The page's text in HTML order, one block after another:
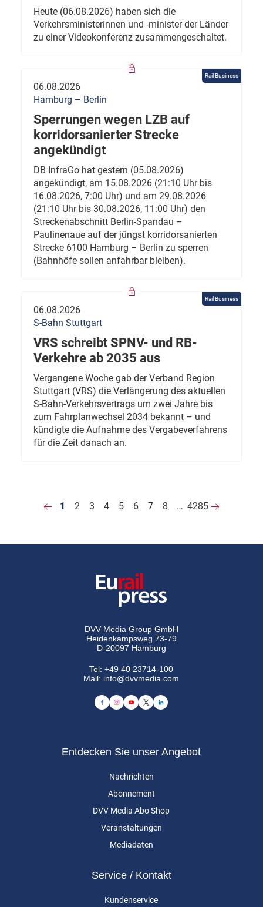
Heute (06.08.2026) haben sich die
Verkehrsministerinnen und -minister der Länder
zu einer Videokonferenz zusammengeschaltet.
Rail Business
06.08.2026
Hamburg – Berlin
Sperrungen wegen LZB auf
korridorsanierter Strecke
angekündigt
DB InfraGo hat gestern (05.08.2026)
angekündigt, am 15.08.2026 (21:10 Uhr bis
16.08.2026, 7:00 Uhr) und am 29.08.2026
(21:10 Uhr bis 30.08.2026, 11:00 Uhr) den
Streckenabschnitt Berlin-Spandau –
Paulinenaue auf der jüngst korridorsanierten
Strecke 6100 Hamburg – Berlin zu sperren
(Bahnhöfe sollen anfahrbar bleiben).
Rail Business
06.08.2026
S-Bahn Stuttgart
VRS schreibt SPNV- und RB-
Verkehre ab 2035 aus
Vergangene Woche gab der Verband Region
Stuttgart (VRS) die Verlängerung des aktuellen
S-Bahn-Verkehrsvertrags um zwei Jahre bis
zum Fahrplanwechsel 2034 bekannt – und
kündigte die Aufnahme des Vergabeverfahrens
für die Zeit danach an.
1 2 3 4 5 6 7 8 … 4285
DVV Media Group GmbH
Heidenkampsweg 73-79
D-20097 Hamburg
Tel:+49 40 23714-100
Mail: info@dvvmedia.com
Entdecken Sie unser Angebot
Nachrichten
Abonnement
DVV Media Abo Shop
Veranstaltungen
Mediadaten
Service / Kontakt
Kundenservice